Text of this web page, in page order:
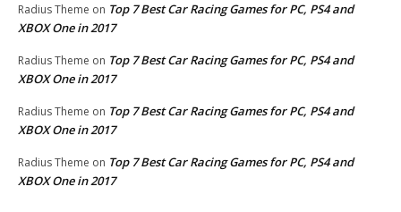
Radius Theme on Top 7 Best Car Racing Games for PC, PS4 and
XBOX One in 2017
Radius Theme on Top 7 Best Car Racing Games for PC, PS4 and
XBOX One in 2017
Radius Theme on Top 7 Best Car Racing Games for PC, PS4 and
XBOX One in 2017
Radius Theme on Top 7 Best Car Racing Games for PC, PS4 and
XBOX One in 2017